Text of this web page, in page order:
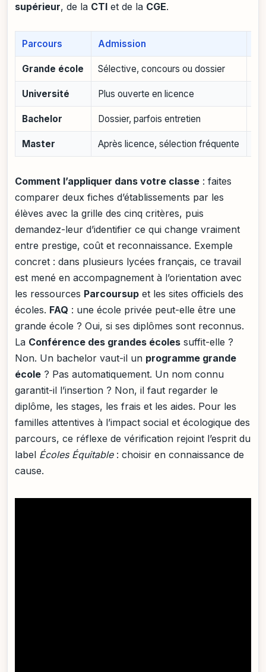
supérieur, de la CTI et de la CGE.
Parcours Admission
Grande école Sélective, concours ou dossier
Université Plus ouverte en licence
Bachelor Dossier, parfois entretien
Master Après licence, sélection fréquente
Comment l’appliquer dans votre classe : faites
comparer deux fiches d’établissements par les
élèves avec la grille des cinq critères, puis
demandez-leur d’identifier ce qui change vraiment
entre prestige, coût et reconnaissance. Exemple
concret : dans plusieurs lycées français, ce travail
est mené en accompagnement à l’orientation avec
les ressources Parcoursup et les sites officiels des
écoles. FAQ : une école privée peut-elle être une
grande école ? Oui, si ses diplômes sont reconnus.
La Conférence des grandes écoles suffit-elle ?
Non. Un bachelor vaut-il un programme grande
école ? Pas automatiquement. Un nom connu
garantit-il l’insertion ? Non, il faut regarder le
diplôme, les stages, les frais et les aides. Pour les
familles attentives à l’impact social et écologique des
parcours, ce réflexe de vérification rejoint l’esprit du
label Écoles Équitable: choisir en connaissance de
cause.